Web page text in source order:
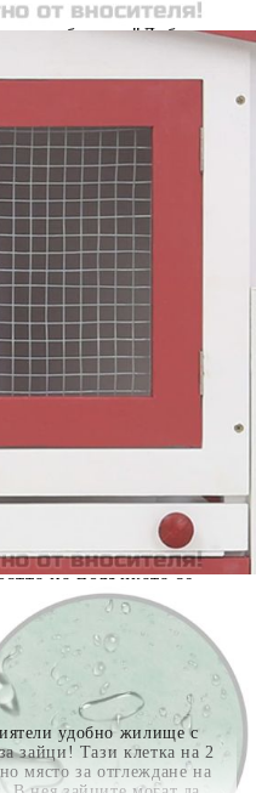
удобно жилище с
зайци! Тази клетка на 2
място за отглеждане на
цел.
си с бутона "Добави в
да изберете броя
цел.
си с бутона "Добави в
да изберете броя
цел.
си с бутона "Добави в
да изберете броя
NewPay плаща
на стойност до
20% от стойността на
Останалата сума се
без оскъпяване. За
/ €511.31
на поръчката се
вноски с оскъпяване. За
/ €1022.61